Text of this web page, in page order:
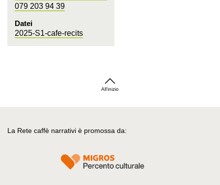
079 203 94 39
Datei
2025-S1-cafe-recits
All'inizio
La Rete caffè narrativi è promossa da: